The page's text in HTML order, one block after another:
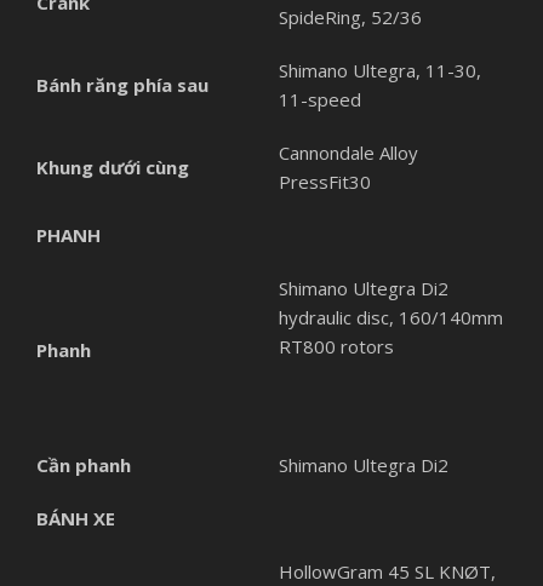
SpideRing, 52/36
Bánh răng phía sau
Shimano Ultegra, 11-30,
11-speed
Khung dưới cùng
Cannondale Alloy
PressFit30
PHANH
Phanh
Shimano Ultegra Di2
hydraulic disc, 160/140mm
RT800 rotors
Cần phanh Shimano Ultegra Di2
BÁNH XE
HollowGram 45 SL KNØT,